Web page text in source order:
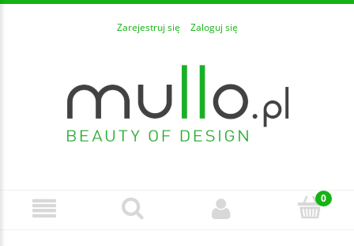
Zarejestruj się Zaloguj się